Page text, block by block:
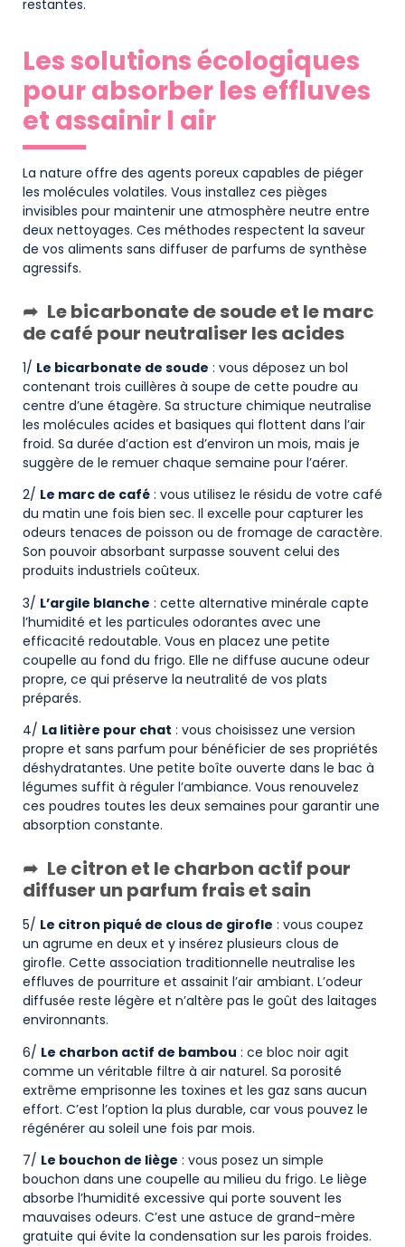
restantes.
Les solutions écologiques
pour absorber les effluves
et assainir l air
La nature offre des agents poreux capables de piéger
les molécules volatiles. Vous installez ces pièges
invisibles pour maintenir une atmosphère neutre entre
deux nettoyages. Ces méthodes respectent la saveur
de vos aliments sans diffuser de parfums de synthèse
agressifs.
Le bicarbonate de soude et le marc
de café pour neutraliser les acides
1/ Le bicarbonate de soude : vous déposez un bol
contenant trois cuillères à soupe de cette poudre au
centre d’une étagère. Sa structure chimique neutralise
les molécules acides et basiques qui flottent dans l’air
froid. Sa durée d’action est d’environ un mois, mais je
suggère de le remuer chaque semaine pour l’aérer.
2/ Le marc de café : vous utilisez le résidu de votre café
du matin une fois bien sec. Il excelle pour capturer les
odeurs tenaces de poisson ou de fromage de caractère.
Son pouvoir absorbant surpasse souvent celui des
produits industriels coûteux.
3/ L’argile blanche : cette alternative minérale capte
l’humidité et les particules odorantes avec une
efficacité redoutable. Vous en placez une petite
coupelle au fond du frigo. Elle ne diffuse aucune odeur
propre, ce qui préserve la neutralité de vos plats
préparés.
4/ La litière pour chat : vous choisissez une version
propre et sans parfum pour bénéficier de ses propriétés
déshydratantes. Une petite boîte ouverte dans le bac à
légumes suffit à réguler l’ambiance. Vous renouvelez
ces poudres toutes les deux semaines pour garantir une
absorption constante.
Le citron et le charbon actif pour
diffuser un parfum frais et sain
5/ Le citron piqué de clous de girofle : vous coupez
un agrume en deux et y insérez plusieurs clous de
girofle. Cette association traditionnelle neutralise les
effluves de pourriture et assainit l’air ambiant. L’odeur
diffusée reste légère et n’altère pas le goût des laitages
environnants.
6/ Le charbon actif de bambou : ce bloc noir agit
comme un véritable filtre à air naturel. Sa porosité
extrême emprisonne les toxines et les gaz sans aucun
effort. C’est l’option la plus durable, car vous pouvez le
régénérer au soleil une fois par mois.
7/ Le bouchon de liège : vous posez un simple
bouchon dans une coupelle au milieu du frigo. Le liège
absorbe l’humidité excessive qui porte souvent les
mauvaises odeurs. C’est une astuce de grand-mère
gratuite qui évite la condensation sur les parois froides.